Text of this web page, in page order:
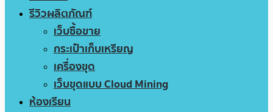
รีวิวผลิตภัณฑ์
เว็บซื้อขาย
กระเป๋าเก็บเหรียญ
เครื่องขุด
เว็บขุดแบบ Cloud Mining
ห้องเรียน